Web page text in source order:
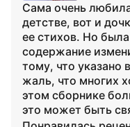
Сама очень
детстве, вот и
ее стихов. Но
содержание
тому, что указано
жаль, что многих
этом сборнике
это может быть